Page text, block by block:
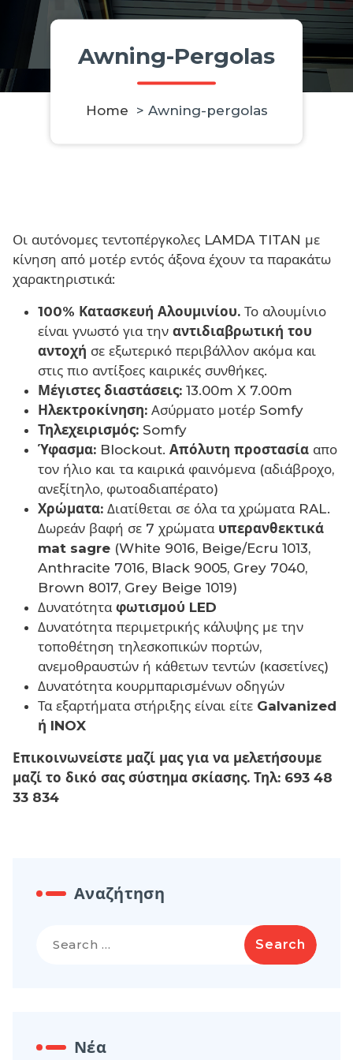
Awning-Pergolas
Home > Awning-pergolas
Οι αυτόνομες τεντοπέργκολες LAMDA TITAN με
κίνηση από μοτέρ εντός άξονα έχουν τα παρακάτω
χαρακτηριστικά:
100% Κατασκευή Αλουμινίου. Το αλουμίνιο
είναι γνωστό για την αντιδιαβρωτική του
αντοχή σε εξωτερικό περιβάλλον ακόμα και
στις πιο αντίξοες καιρικές συνθήκες.
Μέγιστες διαστάσεις: 13.00m X 7.00m
Ηλεκτροκίνηση: Ασύρματο μοτέρ Somfy
Τηλεχειρισμός: Somfy
Ύφασμα: Blockout. Απόλυτη προστασία απο
τον ήλιο και τα καιρικά φαινόμενα (αδιάβροχο,
ανεξίτηλο, φωτοαδιαπέρατο)
Χρώματα: Διατίθεται σε όλα τα χρώματα RAL.
Δωρεάν βαφή σε 7 χρώματα υπερανθεκτικά
mat sagre (White 9016, Beige/Ecru 1013,
Anthracite 7016, Black 9005, Grey 7040,
Brown 8017, Grey Beige 1019)
Δυνατότητα φωτισμού LED
Δυνατότητα περιμετρικής κάλυψης με την
τοποθέτηση τηλεσκοπικών πορτών,
ανεμοθραυστών ή κάθετων τεντών (κασετίνες)
Δυνατότητα κουρμπαρισμένων οδηγών
Τα εξαρτήματα στήριξης είναι είτε Galvanized
ή INOX
Επικοινωνείστε μαζί μας για να μελετήσουμε
μαζί το δικό σας σύστημα σκίασης. Τηλ: 693 48
33 834
Αναζήτηση
for:
Νέα